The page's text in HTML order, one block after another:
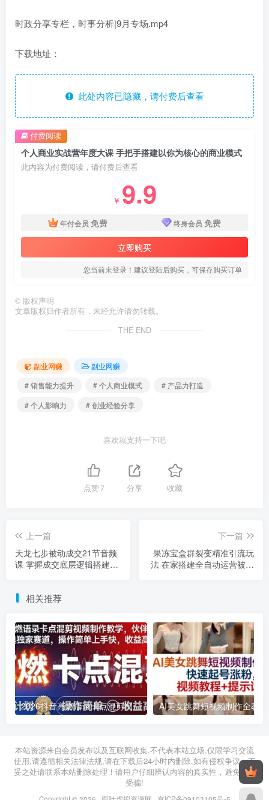
时政分享专栏，时事分析|9月专场.mp4
下载地址：
此处内容已隐藏，请付费后查看
个人商业实战营年度大课 手把手搭建以你为核心的商业模式
此内容为付费阅读，请付费后查看
￥ 9.9
年付会员 免费 终身会员 免费
立即购买
您当前未登录！建议登陆后购买，可保存购买订单
付费阅读
© 版权声明
文章版权归作者所有，未经允许请勿转载。
THE END
副业网赚
副业网赚
# 销售能力提升
# 个人商业模式
# 产品力打造
# 个人影响力
# 创业经验分享
喜欢就支持一下吧
点赞7 分享 收藏
上一篇
天龙七步被动成交21节音频
课 掌握成交底层逻辑搭建被
下一篇
果冻宝盒群裂变精准引流玩
法 在家搭建全自动运营被动
相关推荐
2026抖音高燃语录卡点混剪制作教学 伙伴计划低门槛增收教程
2026年03月11日 2026年03月28日
本站资源来自会员发布以及互联网收集,不代表本站立场,仅限学习交流
使用,请遵循相关法律法规,请在下载后24小时内删除.如有侵权争议、不
妥之处请联系本站删除处理！请用户仔细辨认内容的真实性，避免上当
受骗!